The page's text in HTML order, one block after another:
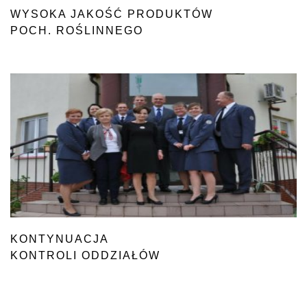
WYSOKA JAKOŚĆ PRODUKTÓW
POCH. ROŚLINNEGO
KONTYNUACJA
KONTROLI ODDZIAŁÓW